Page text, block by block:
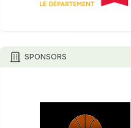
SPONSORS